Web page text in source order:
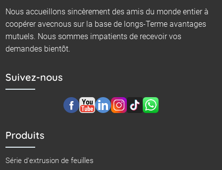
Nous accueillons sincèrement des amis du monde entier à
coopérer avecnous sur la base de longs-Terme avantages
mutuels. Nous sommes impatients de recevoir vos
demandes bientôt.
Suivez-nous
Produits
Série d'extrusion de feuilles